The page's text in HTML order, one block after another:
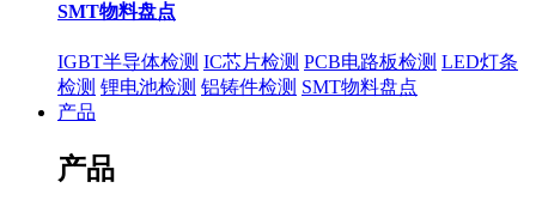
SMT物料盘点
IGBT半导体检测 IC芯片检测 PCB电路板检测 LED灯条
检测 锂电池检测 铝铸件检测 SMT物料盘点
产品
产品